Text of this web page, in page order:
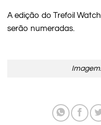
A edição do Trefoil
serão numeradas.